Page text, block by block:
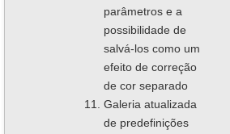
parâmetros e a
possibilidade de
salvá-los como um
efeito de correção
de cor separado
Galeria atualizada
de predefinições